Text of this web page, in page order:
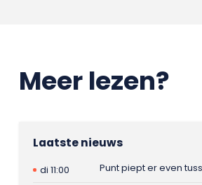
Meer lezen?
Laatste nieuws
di 11:00
Punt piept er even